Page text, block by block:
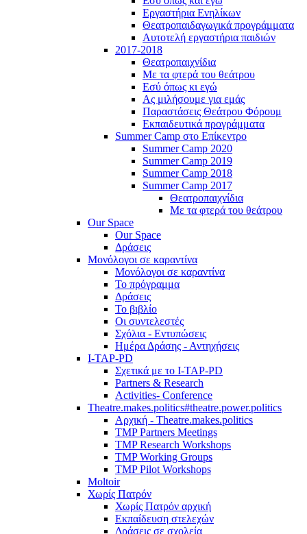
Εργαστήρια Ενηλίκων
Θεατροπαιδαγωγικά προγράμματα
Αυτοτελή εργαστήρια παιδιών
2017-2018
Θεατροπαιχνίδια
Με τα φτερά του θεάτρου
Εσύ όπως κι εγώ
Ας μιλήσουμε για εμάς
Παραστάσεις Θεάτρου Φόρουμ
Εκπαιδευτικά προγράμματα
Summer Camp στο Επίκεντρο
Summer Camp 2020
Summer Camp 2019
Summer Camp 2018
Summer Camp 2017
Θεατροπαιχνίδια
Με τα φτερά του θεάτρου
Our Space
Our Space
Δράσεις
Μονόλογοι σε καραντίνα
Μονόλογοι σε καραντίνα
Το πρόγραμμα
Δράσεις
Το βιβλίο
Οι συντελεστές
Σχόλια - Εντυπώσεις
Ημέρα Δράσης - Αντηχήσεις
I-TAP-PD
Σχετικά με το I-TAP-PD
Partners & Research
Activities- Conference
Theatre.makes.politics#theatre.power.politics
Αρχική - Theatre.makes.politics
TMP Partners Meetings
TMP Research Workshops
TMP Working Groups
TMP Pilot Workshops
Moltoir
Χωρίς Πατρόν
Χωρίς Πατρόν αρχική
Εκπαίδευση στελεχών
Δράσεις σε σχολεία